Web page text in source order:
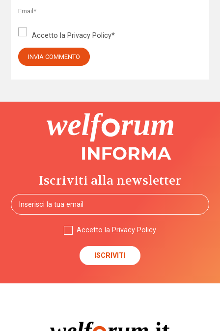
Accetto la Privacy Policy*
Iscriviti alla newsletter
Accetto la Privacy Policy